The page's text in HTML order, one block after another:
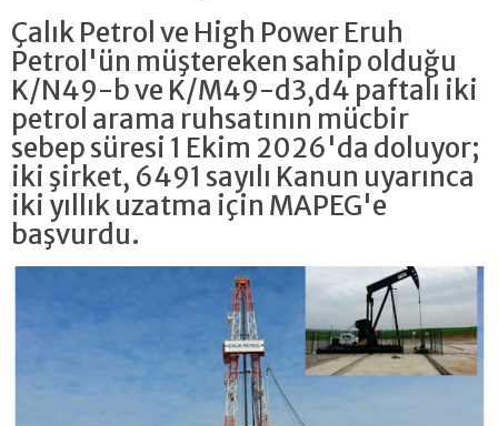
Çalık Petrol ve High Power Eruh
Petrol'ün müştereken sahip olduğu
K/N49-b ve K/M49-d3,d4 paftalı iki
petrol arama ruhsatının mücbir
sebep süresi 1 Ekim 2026'da doluyor;
iki şirket, 6491 sayılı Kanun uyarınca
iki yıllık uzatma için MAPEG'e
başvurdu.